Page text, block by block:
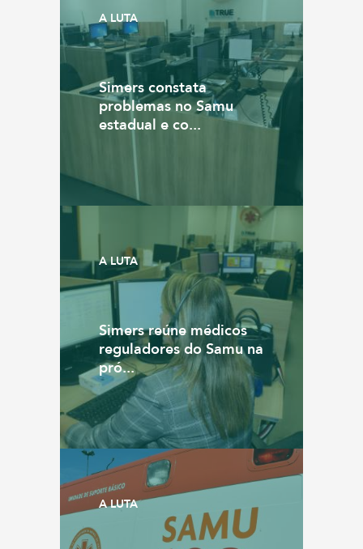
A LUTA
Simers constata
problemas no Samu
estadual e co...
A LUTA
Simers reúne médicos
reguladores do Samu na
pró...
A LUTA